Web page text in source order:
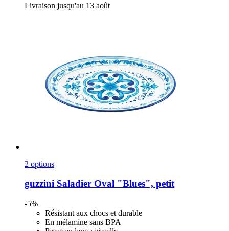
Livraison jusqu'au 13 août
2 options
guzzini Saladier Oval "Blues", petit
-5%
Résistant aux chocs et durable
En mélamine sans BPA